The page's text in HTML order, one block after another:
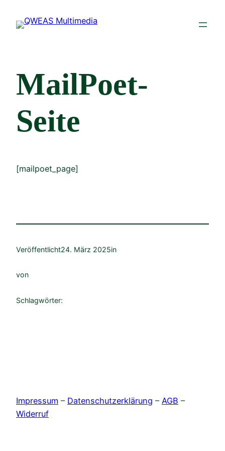
Inhalt
MailPoet-
Seite
[mailpoet_page]
Veröffentlicht24. März 2025in
von
Schlagwörter:
Impressum – Datenschutzerklärung – AGB –
Widerruf